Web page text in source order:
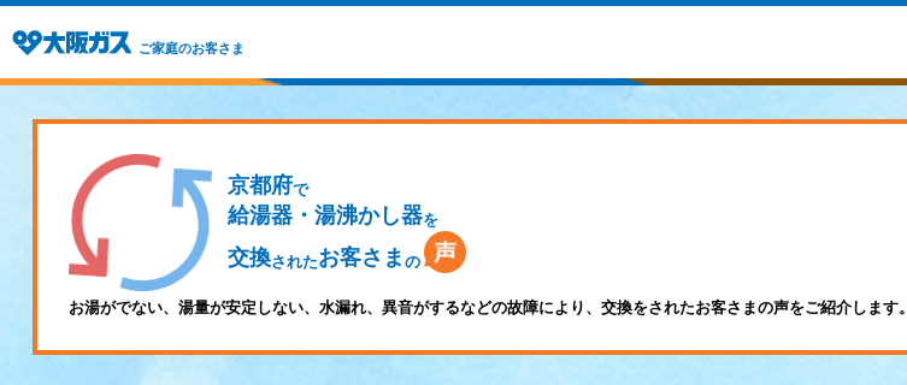
ご家庭のお客さま
京都府で
給湯器・湯沸かし器を
交換されたお客さま の
お湯がでない、湯量が安定しない、水漏れ、異音がするなどの故障により、交換をされたお客さまの声をご紹介します。